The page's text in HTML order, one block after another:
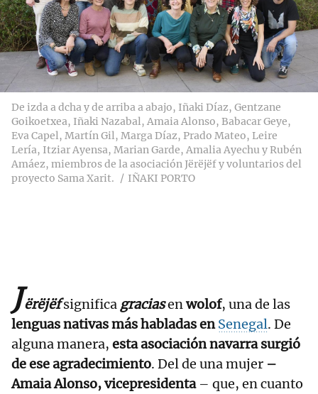
De izda a dcha y de arriba a abajo, Iñaki Díaz, Gentzane
Goikoetxea, Iñaki Nazabal, Amaia Alonso, Babacar Geye,
Eva Capel, Martín Gil, Marga Díaz, Prado Mateo, Leire
Lería, Itziar Ayensa, Marian Garde, Amalia Ayechu y Rubén
Amáez, miembros de la asociación Jërëjëf y voluntarios del
proyecto Sama Xarit.
IÑAKI PORTO
Jërëjëfsignifica graciasenwolof, una de las
lenguas nativas más habladas enSenegal. De
alguna manera, esta asociación navarra surgió
de ese agradecimiento. Del de una mujer –
Amaia Alonso, vicepresidenta – que, en cuanto